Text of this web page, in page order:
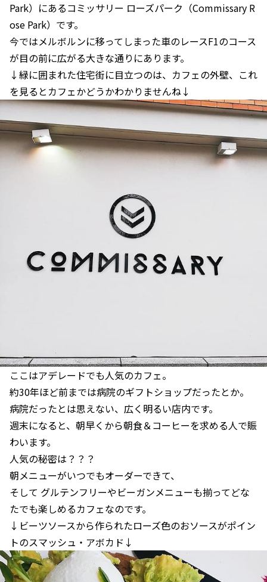
Park）にあるコミッサリー ローズパーク（Commissary R
ose Park）です。
今ではメルボルンに移ってしまった車のレースF1のコース
が目の前に広がる大きな通りにあります。
↓緑に囲まれた住宅街に目立つのは、カフェの外壁、これ
を見るとカフェかどうかわかりませんね↓
ここはアデレードでも人気のカフェ。
約30年ほど前までは病院のギフトショップだったとか。
病院だったとは思えない、広く明るい店内です。
週末になると、朝早くから朝食＆コーヒーを求める人で賑
わいます。
人気の秘密は？？？
朝メニューがいつでもオーダーできて、
そして グルテンフリーやビーガンメニューも揃ってどな
たでも楽しめるカフェなのです。
↓ビーツソースから作られたローズ色のおソースがポイン
トのスマッシュ・アボカド↓